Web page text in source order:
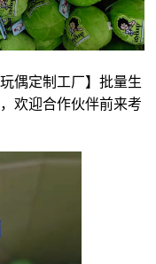
偶定制工厂】批量生
欢迎合作伙伴前来考